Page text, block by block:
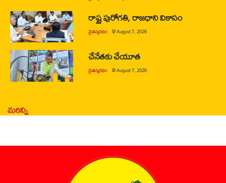
రాష్ట్ర పురోగతి, రాజధాని వికాసం
చైతన్యరధం @August 7, 2026
చేనేతకు చేయూత
చైతన్యరధం @August 7, 2026
మరిన్ని